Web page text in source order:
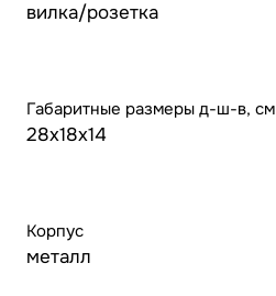
вилка/розетка
Габаритные размеры д-ш-в, см
28х18х14
Корпус
металл